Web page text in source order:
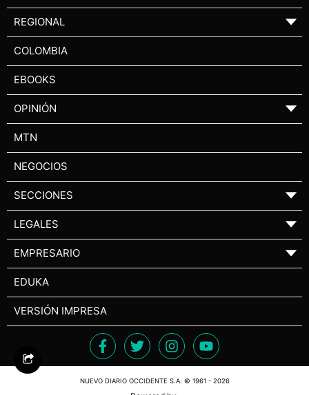
REGIONAL ▼
COLOMBIA
EBOOKS
OPINIÓN ▼
MTN
NEGOCIOS
SECCIONES ▼
LEGALES ▼
EMPRESARIO ▼
EDUKA
VERSIÓN IMPRESA
NUEVO DIARIO OCCIDENTE S.A. © 1961 - 2026